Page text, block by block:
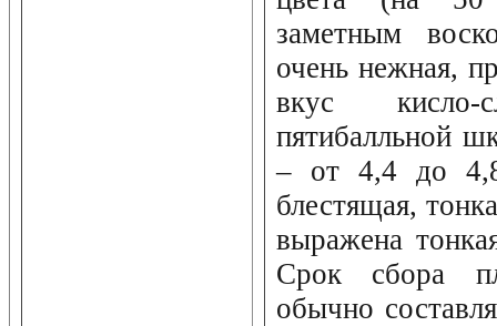
заметным
очень нежная,
вкус
пятибалльной
– от 4,4 до
блестящая,
выражена
Срок сбора
обычно